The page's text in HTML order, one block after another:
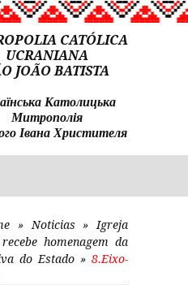
CATÓLICA
UCRANIANA
JOÃO BATISTA
Католицька
Митрополія
Івана Христителя
» Noticias » Igreja
homenagem da
do Estado » 8.Eixo-